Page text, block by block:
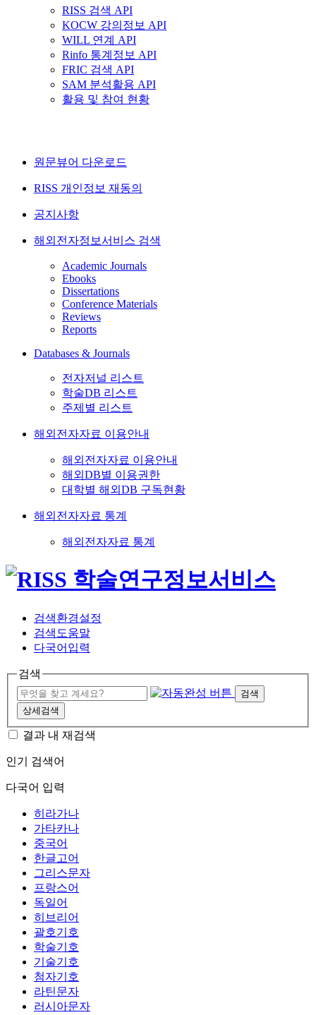
RISS 검색 API
KOCW 강의정보 API
WILL 연계 API
Rinfo 통계정보 API
FRIC 검색 API
SAM 분석활용 API
활용 및 참여 현황
원문뷰어 다운로드
RISS 개인정보 재동의
공지사항
해외전자정보서비스 검색
Academic Journals
Ebooks
Dissertations
Conference Materials
Reviews
Reports
Databases & Journals
전자저널 리스트
학술DB 리스트
주제별 리스트
해외전자자료 이용안내
해외전자자료 이용안내
해외DB별 이용권한
대학별 해외DB 구독현황
해외전자자료 통계
해외전자자료 통계
검색환경설정
검색도움말
다국어입력
검색
검색
상세검색
결과 내 재검색
인기 검색어
다국어 입력
히라가나
가타카나
중국어
한글고어
그리스문자
프랑스어
독일어
히브리어
괄호기호
학술기호
기술기호
첨자기호
라틴문자
러시아문자